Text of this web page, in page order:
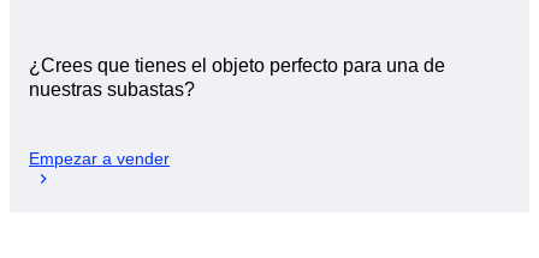
¿Crees que tienes el objeto perfecto para una de
nuestras subastas?
Empezar a vender